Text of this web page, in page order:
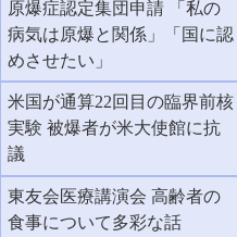
原爆症認定集団申請 「私の
病気は原爆と関係」「国に認
めさせたい」
米国が通算22回目の臨界前核
実験 被爆者が米大使館に抗
議
東友会医療講演会 高齢者の
食事について多彩な話